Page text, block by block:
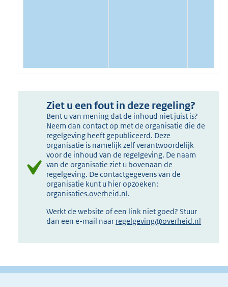
Ziet u een fout in deze regeling?
Bent u van mening dat de inhoud niet juist is?
Neem dan contact op met de organisatie die de
regelgeving heeft gepubliceerd. Deze
organisatie is namelijk zelf verantwoordelijk
voor de inhoud van de regelgeving. De naam
van de organisatie ziet u bovenaan de
regelgeving. De contactgegevens van de
organisatie kunt u hier opzoeken:
organisaties.overheid.nl.
Werkt de website of een link niet goed? Stuur
dan een e-mail naar regelgeving@overheid.nl